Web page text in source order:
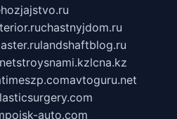
chastnyjdom.ru
landshaftblog.ru
stroysnami.kzlcna.kz
timeszp.comavtoguru.net
poisk-auto.com